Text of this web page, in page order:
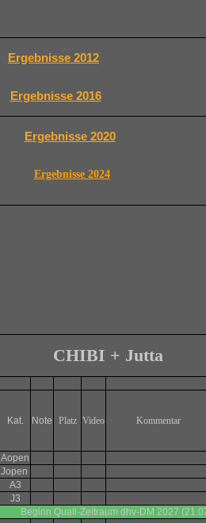
Ergebnisse 2012
Ergebnisse 2016
Ergebnisse 2020
Ergebnisse 2024
CHIBI + Jutta
Kat. Note Platz Video Kommentar
Aopen
Jopen
A3
J3
Beginn Quali-Zeitraum dhv-DM 2027